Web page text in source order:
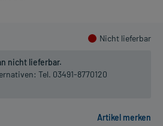
Nicht lieferbar
nicht lieferbar.
Tel. 03491-8770120